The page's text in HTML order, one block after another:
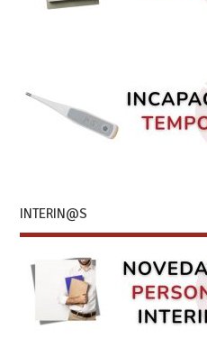
INTERIN@S